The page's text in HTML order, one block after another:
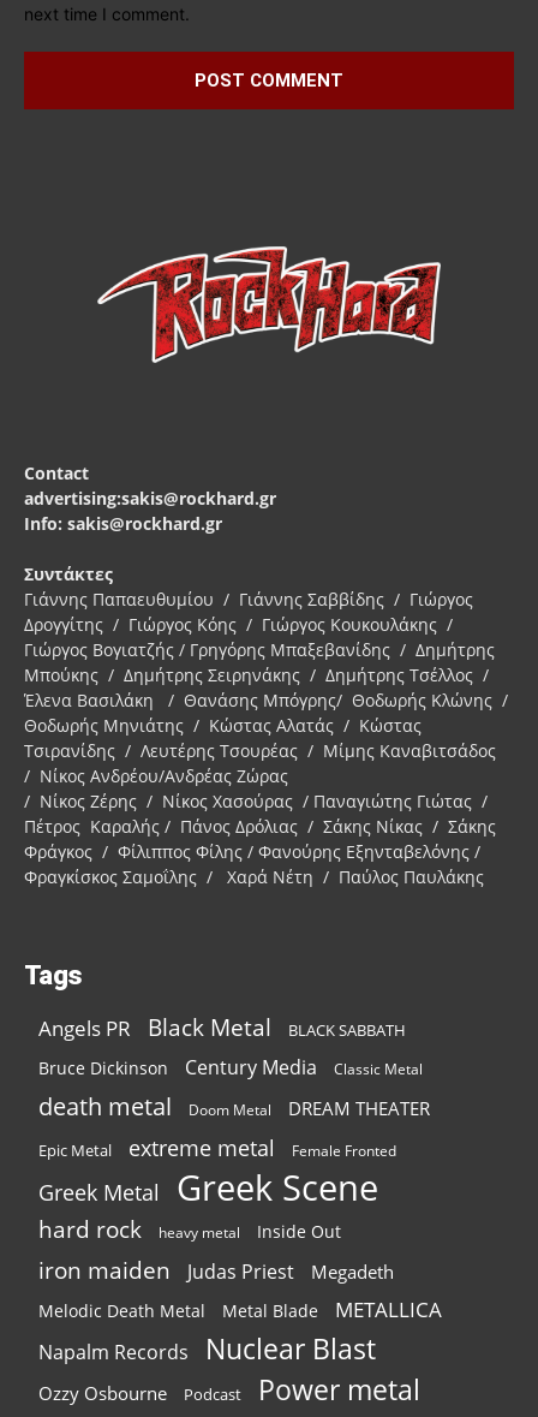
next time I comment.
Contact
advertising:sakis@rockhard.gr
Info: sakis@rockhard.gr
Συντάκτες
Γιάννης Παπαευθυμίου / Γιάννης Σαββίδης / Γιώργος
Δρογγίτης / Γιώργος Κόης / Γιώργος Κουκουλάκης /
Γιώργος Βογιατζής / Γρηγόρης Μπαξεβανίδης / Δημήτρης
Μπούκης / Δημήτρης Σειρηνάκης / Δημήτρης Τσέλλος /
Έλενα Βασιλάκη / Θανάσης Μπόγρης/ Θοδωρής Κλώνης /
Θοδωρής Μηνιάτης / Κώστας Αλατάς / Κώστας
Τσιρανίδης / Λευτέρης Τσουρέας / Μίμης Καναβιτσάδος
/ Νίκος Ανδρέου/Ανδρέας Ζώρας
/ Νίκος Ζέρης / Νίκος Χασούρας / Παναγιώτης Γιώτας /
Πέτρος Καραλής / Πάνος Δρόλιας / Σάκης Νίκας / Σάκης
Φράγκος / Φίλιππος Φίλης / Φανούρης Εξηνταβελόνης /
Φραγκίσκος Σαμοΐλης / Χαρά Νέτη / Παύλος Παυλάκης
Tags
Angels PR Black Metal BLACK SABBATH
Bruce Dickinson Century Media Classic Metal
death metal Doom Metal DREAM THEATER
Epic Metal extreme metal Female Fronted
Greek Metal Greek Scene
hard rock heavy metal Inside Out
iron maiden Judas Priest Megadeth
Melodic Death Metal Metal Blade METALLICA
Napalm Records Nuclear Blast
Ozzy Osbourne Podcast
Power metal